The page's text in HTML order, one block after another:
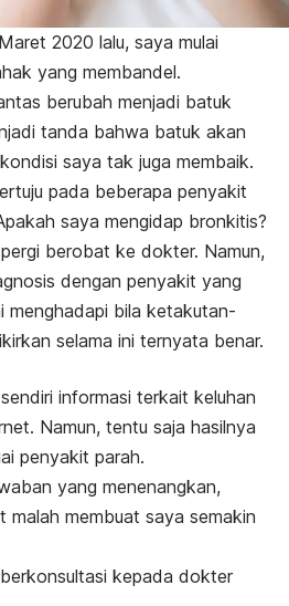
2020 lalu, saya mulai
yang membandel.
berubah menjadi batuk
tanda bahwa batuk akan
saya tak juga membaik.
pada beberapa penyakit
saya mengidap bronkitis?
berobat ke dokter. Namun,
dengan penyakit yang
menghadapi bila ketakutan-
selama ini ternyata benar.
informasi terkait keluhan
Namun, tentu saja hasilnya
penyakit parah.
yang menenangkan,
membuat saya semakin
kepada dokter